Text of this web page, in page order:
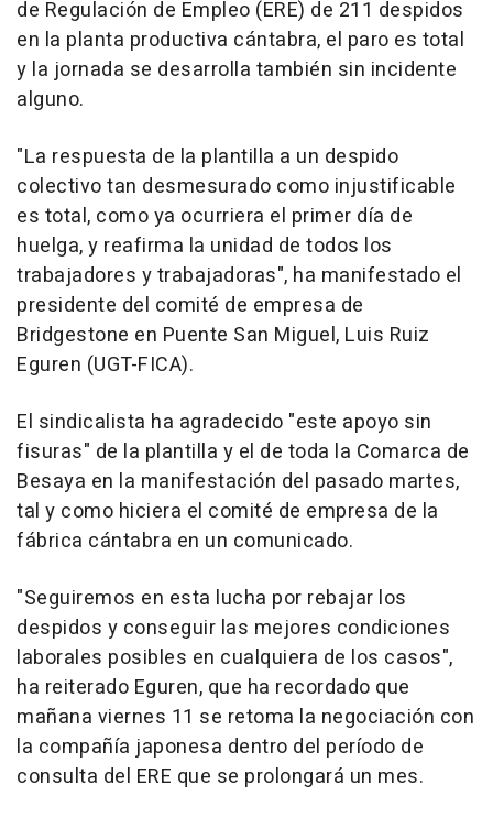
de Regulación de Empleo (ERE) de 211 despidos
en la planta productiva cántabra, el paro es total
y la jornada se desarrolla también sin incidente
alguno.
"La respuesta de la plantilla a un despido
colectivo tan desmesurado como injustificable
es total, como ya ocurriera el primer día de
huelga, y reafirma la unidad de todos los
trabajadores y trabajadoras", ha manifestado el
presidente del comité de empresa de
Bridgestone en Puente San Miguel, Luis Ruiz
Eguren (UGT-FICA).
El sindicalista ha agradecido "este apoyo sin
fisuras" de la plantilla y el de toda la Comarca de
Besaya en la manifestación del pasado martes,
tal y como hiciera el comité de empresa de la
fábrica cántabra en un comunicado.
"Seguiremos en esta lucha por rebajar los
despidos y conseguir las mejores condiciones
laborales posibles en cualquiera de los casos",
ha reiterado Eguren, que ha recordado que
mañana viernes 11 se retoma la negociación con
la compañía japonesa dentro del período de
consulta del ERE que se prolongará un mes.